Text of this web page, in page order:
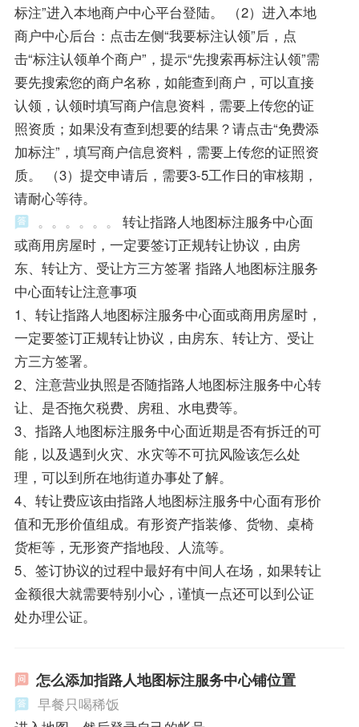
标注”进入本地商户中心平台登陆。 （2）进入本地
商户中心后台：点击左侧“我要标注认领”后，点
击“标注认领单个商户”，提示“先搜索再标注认领”需
要先搜索您的商户名称，如能查到商户，可以直接
认领，认领时填写商户信息资料，需要上传您的证
照资质；如果没有查到想要的结果？请点击“免费添
加标注”，填写商户信息资料，需要上传您的证照资
质。 （3）提交申请后，需要3-5工作日的审核期，
请耐心等待。
。。。。。。
转让指路人地图标注服务中心面
或商用房屋时，一定要签订正规转让协议，由房
东、转让方、受让方三方签署 指路人地图标注服务
中心面转让注意事项
1、转让指路人地图标注服务中心面或商用房屋时，
一定要签订正规转让协议，由房东、转让方、受让
方三方签署。
2、注意营业执照是否随指路人地图标注服务中心转
让、是否拖欠税费、房租、水电费等。
3、指路人地图标注服务中心面近期是否有拆迁的可
能，以及遇到火灾、水灾等不可抗风险该怎么处
理，可以到所在地街道办事处了解。
4、转让费应该由指路人地图标注服务中心面有形价
值和无形价值组成。有形资产指装修、货物、桌椅
货柜等，无形资产指地段、人流等。
5、签订协议的过程中最好有中间人在场，如果转让
金额很大就需要特别小心，谨慎一点还可以到公证
处办理公证。
怎么添加指路人地图标注服务中心铺位置
早餐只喝稀饭